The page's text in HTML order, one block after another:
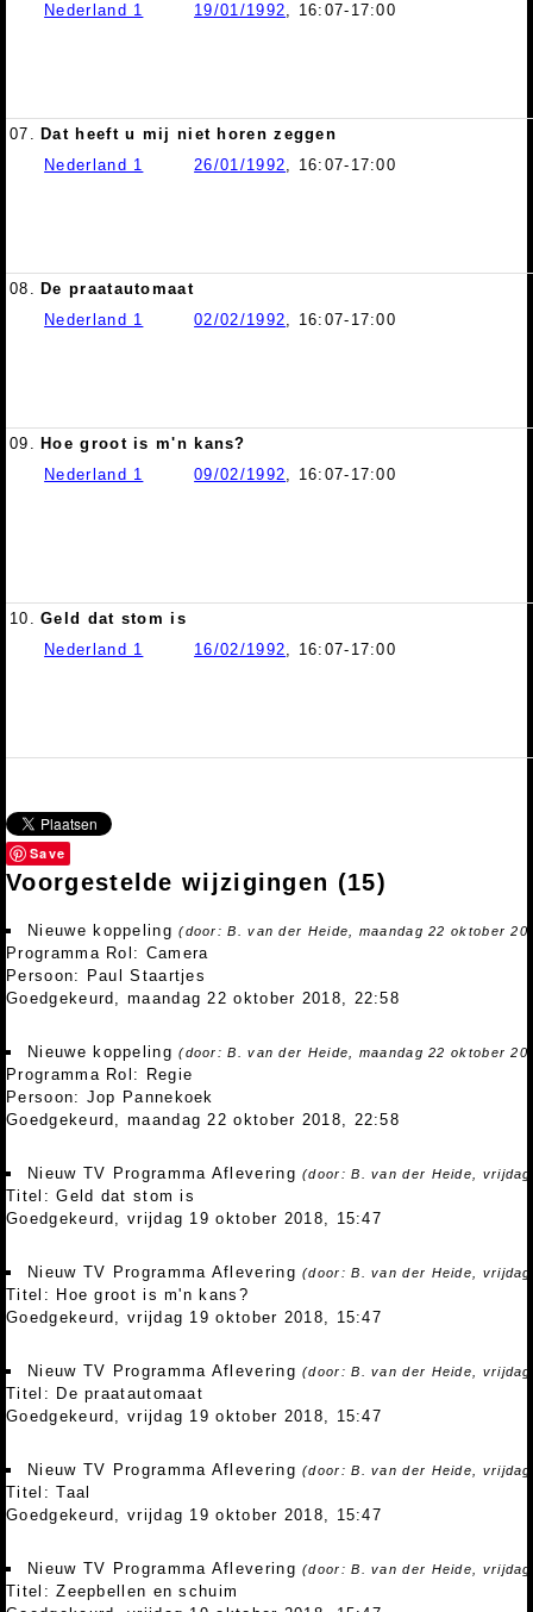
Nederland 1
19/01/1992, 16:07-17:00
07. Dat heeft u mij niet horen zeggen
Nederland 1
26/01/1992, 16:07-17:00
08. De praatautomaat
Nederland 1
02/02/1992, 16:07-17:00
09. Hoe groot is m'n kans?
Nederland 1
09/02/1992, 16:07-17:00
10. Geld dat stom is
Nederland 1
16/02/1992, 16:07-17:00
Save
Voorgestelde wijzigingen (15)
Nieuwe koppeling(door: B. van der Heide, maandag 22 oktober
Programma Rol: Camera
Persoon: Paul Staartjes
Goedgekeurd, maandag 22 oktober 2018, 22:58
Nieuwe koppeling(door: B. van der Heide, maandag 22 oktober
Programma Rol: Regie
Persoon: Jop Pannekoek
Goedgekeurd, maandag 22 oktober 2018, 22:58
Nieuw TV Programma Aflevering(door: B. van der Heide,
Titel: Geld dat stom is
Goedgekeurd, vrijdag 19 oktober 2018, 15:47
Nieuw TV Programma Aflevering(door: B. van der Heide,
Titel: Hoe groot is m'n kans?
Goedgekeurd, vrijdag 19 oktober 2018, 15:47
Nieuw TV Programma Aflevering(door: B. van der Heide,
Titel: De praatautomaat
Goedgekeurd, vrijdag 19 oktober 2018, 15:47
Nieuw TV Programma Aflevering(door: B. van der Heide,
Titel: Taal
Goedgekeurd, vrijdag 19 oktober 2018, 15:47
Nieuw TV Programma Aflevering(door: B. van der Heide,
Titel: Zeepbellen en schuim